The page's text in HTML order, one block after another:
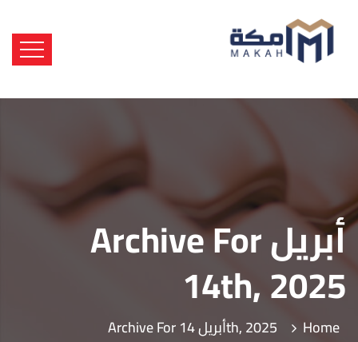
Archive For أبريل
14th, 2025
Home Archive For أبريل 14th, 2025